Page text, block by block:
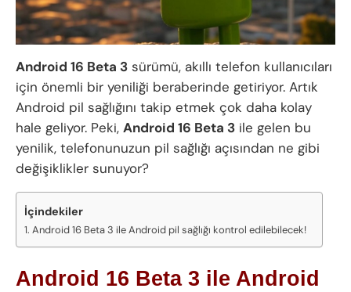
Android 16 Beta 3 sürümü, akıllı telefon kullanıcıları
için önemli bir yeniliği beraberinde getiriyor. Artık
Android pil sağlığını takip etmek çok daha kolay
hale geliyor. Peki, Android 16 Beta 3 ile gelen bu
yenilik, telefonunuzun pil sağlığı açısından ne gibi
değişiklikler sunuyor?
İçindekiler
Android 16 Beta 3 ile Android pil sağlığı kontrol edilebilecek!
Android 16 Beta 3 ile Android